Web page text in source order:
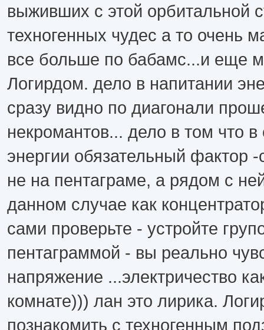
выживших с этой орбитальной
техногенных чудес а то очень
все больше по бабамс...и еще
Логирдом. дело в напитании
сразу видно по диагонали
некромантов... дело в том что в
энергии обязательный фактор
не на пентаграме, а рядом с
данном случае как
сами проверьте - устройте
пентаграммой - вы реально
напряжение ...электричество
комнате))) лан это лирика.
познакомить с техногенным